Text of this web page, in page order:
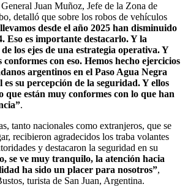
Juan Muñoz, Jefe de la Zona de
detalló que sobre los robos de vehículos
desde el año 2025 han disminuido
Eso es importante destacarlo. Y la
los ejes de una estrategia operativa. Y
con eso. Hemos hecho ejercicios
argentinos en el Paso Agua Negra
su percepción de la seguridad. Y ellos
que están muy conformes con lo que han
.
tanto nacionales como extranjeros, que se
recibieron agradecidos los traba volantes
y destacaron la seguridad en su
se ve muy tranquilo, la atención hacia
ha sido un placer para nosotros”,
turista de San Juan, Argentina.